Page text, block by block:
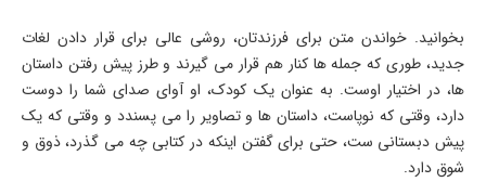
بخوانید. خواندن متن برای فرزندتان، روشی عالی برای قرار دادن لغات
جدید، طوری که جمله ها کنار هم قرار می گیرند و طرز پیش رفتن داستان
ها، در اختیار اوست. به عنوان یک کودک، او آوای صدای شما را دوست
دارد، وقتی که نوپاست، داستان ها و تصاویر را می پسندد و وقتی که یک
پیش دبستانی ست، حتی برای گفتن اینکه در کتابی چه می گذرد، ذوق و
شوق دارد.